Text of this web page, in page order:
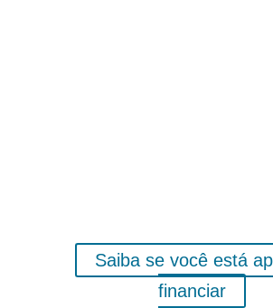
Saiba se você está
financiar